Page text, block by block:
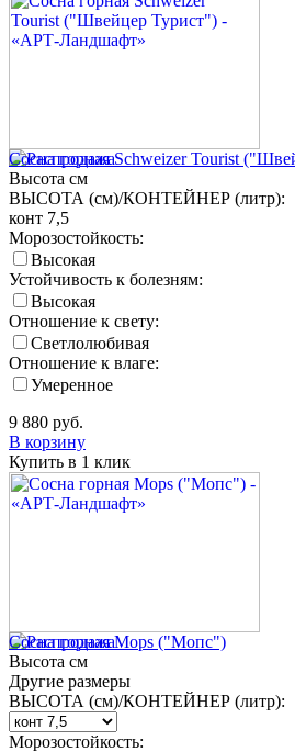
Сосна горная Schweizer Tourist
Высота см
ВЫСОТА (см)/КОНТЕЙНЕР (литр):
конт 7,5
Морозостойкость:
Высокая
Устойчивость к болезням:
Высокая
Отношение к свету:
Светлолюбивая
Отношение к влаге:
Умеренное
9 880 руб.
В корзину
Купить в 1 клик
Сосна горная Mops ("Мопс")
Высота см
Другие размеры
ВЫСОТА (см)/КОНТЕЙНЕР (литр):
Морозостойкость: